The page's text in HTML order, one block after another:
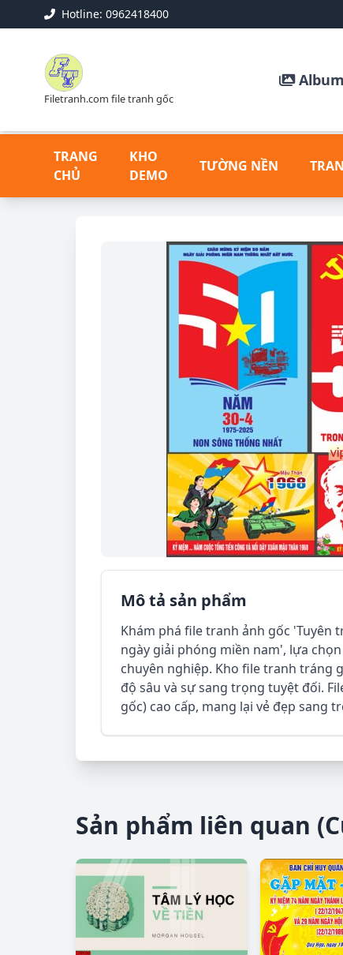
Hotline: 0962418400
Filetranh.com file tranh gốc
TRANG
CHỦ
KHO
DEMO
TƯỜNG NỀN
Mô tả sản phẩm
Khám phá file tranh ảnh gốc 'Tuyên
ngày giải phóng miền nam', lựa
chuyên nghiệp. Kho file tranh tráng
độ sâu và sự sang trọng tuyệt đối.
gốc) cao cấp, mang lại vẻ đẹp sang
Sản phẩm liên quan